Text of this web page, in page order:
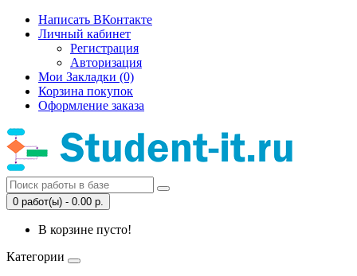
Написать ВКонтакте
Личный кабинет
Регистрация
Авторизация
Мои Закладки (0)
Корзина покупок
Оформление заказа
0 работ(ы) - 0.00 р.
В корзине пусто!
Категории